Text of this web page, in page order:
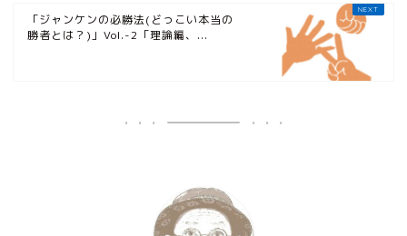
「ジャンケンの必勝法(どっこい本当の
勝者とは？)」Vol.-2「理論編、...